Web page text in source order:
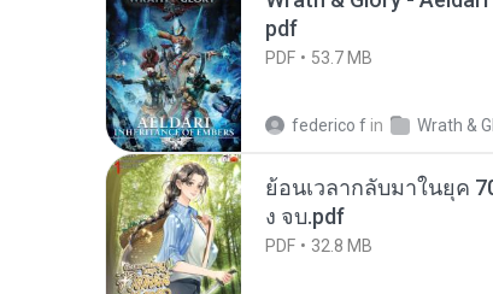
pdf
PDF 53.7 MB
federico f in Wrath &
ย้อนเวลากลับมาในยุค
ง จบ.pdf
PDF 32.8 MB